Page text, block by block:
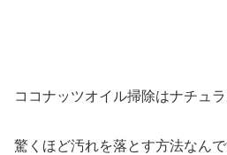
ココナッツオイル掃除はナチュラ
驚くほど汚れを落とす方法なんで